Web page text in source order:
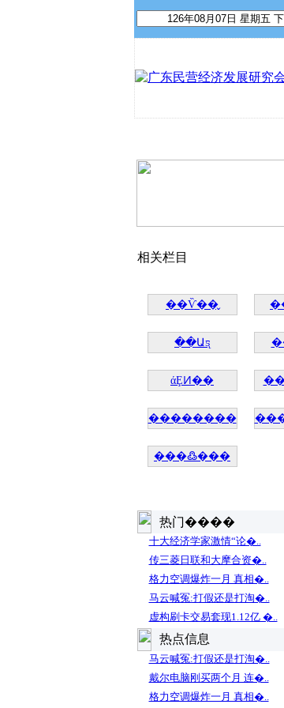
相关栏目
��Ѷ��̬
��Աƽ̨
άȨͶ��
��������
���߷���
热门����
十大经济学家激情“论�..
传三菱日联和大摩合资�..
格力空调爆炸一月 真相�..
马云喊冤:打假还是打淘�..
虚构刷卡交易套现1.12亿 �..
热点信息
马云喊冤:打假还是打淘�..
戴尔电脑刚买两个月 连�..
格力空调爆炸一月 真相�..